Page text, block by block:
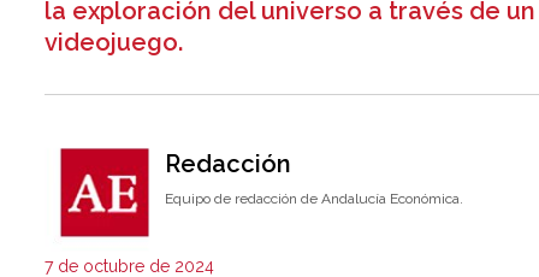
la exploración del universo a través de un
videojuego.
Redacción
Equipo de redacción de Andalucía Económica.
7 de octubre de 2024